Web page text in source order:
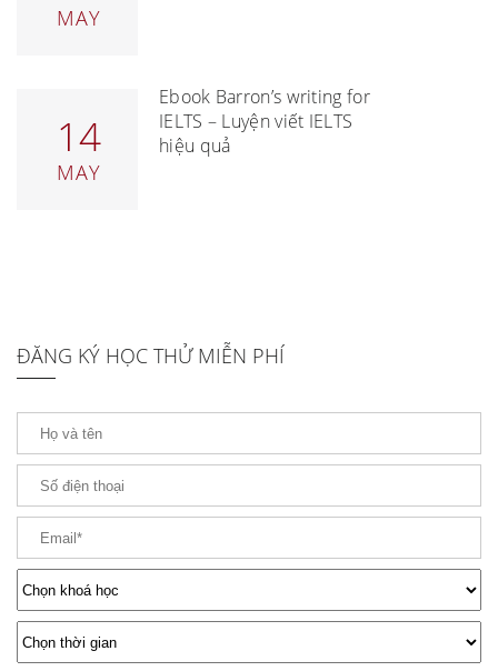
MAY
14
MAY
Ebook Barron’s writing for
IELTS – Luyện viết IELTS
hiệu quả
ĐĂNG KÝ HỌC THỬ MIỄN PHÍ